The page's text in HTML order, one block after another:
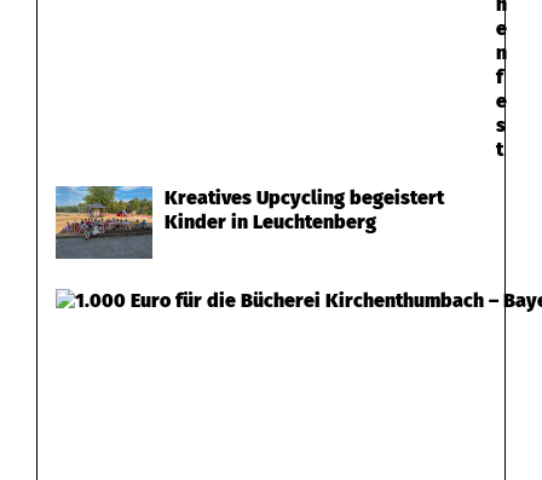
e
n
f
e
s
t
Kreatives Upcycling begeistert
Kinder in Leuchtenberg